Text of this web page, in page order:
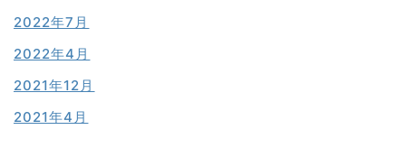
2022年7月
2022年4月
2021年12月
2021年4月